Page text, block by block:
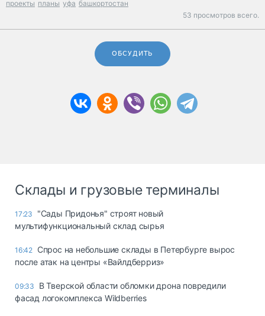
проекты планы уфа башкортостан
53 просмотров всего.
ОБСУДИТЬ
Склады и грузовые терминалы
17:23
"Сады Придонья" строят новый
мультифункциональный склад сырья
16:42 Спрос на небольшие склады в Петербурге вырос
после атак на центры «Вайлдберриз»
09:33
В Тверской области обломки дрона повредили
фасад логокомплекса Wildberries